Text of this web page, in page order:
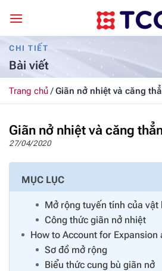
qua
nội
dungCHI TIẾT
Bài viết
Trang chủ/Giãn nở nhiệt và căng
Giãn nở nhiệt và căng
27/04/2020
MỤC LỤC
Mở rộng tuyến tính của vật
Công thức giãn nở nhiệt
How to Account for Expansion
Sơ đồ mở rộng
Biểu thức cung bù giãn nở